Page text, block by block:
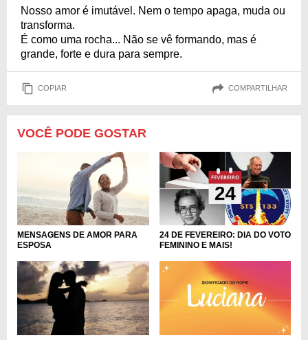
Nosso amor é imutável. Nem o tempo apaga, muda ou
transforma.
É como uma rocha... Não se vê formando, mas é
grande, forte e dura para sempre.
COPIAR COMPARTILHAR
VOCÊ PODE GOSTAR
MENSAGENS DE AMOR PARA
ESPOSA
24 DE FEVEREIRO: DIA DO VOTO
FEMININO E MAIS!